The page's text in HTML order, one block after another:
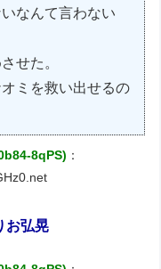
なんて言わない
せた。
ミを救い出せるの
8qPS) ：
お弘晃